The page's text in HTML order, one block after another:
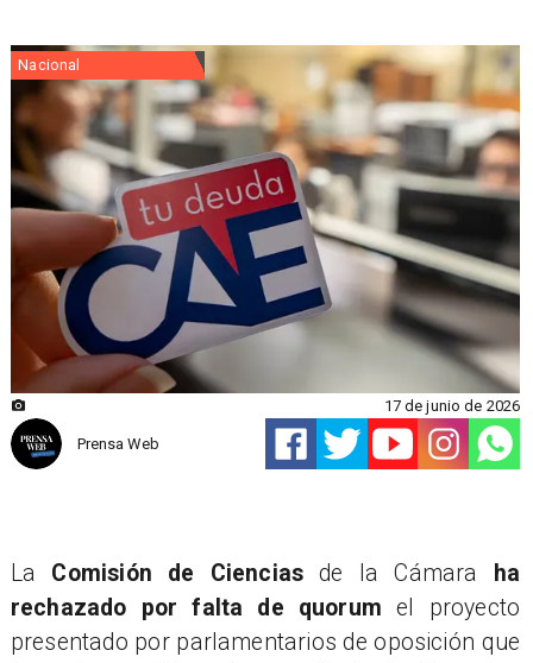
Nacional
Prensa Web
17 de junio de 2026
La Comisión de Ciencias de la Cámara
ha
rechazado por falta de quorum el proyecto
presentado por parlamentarios de oposición que